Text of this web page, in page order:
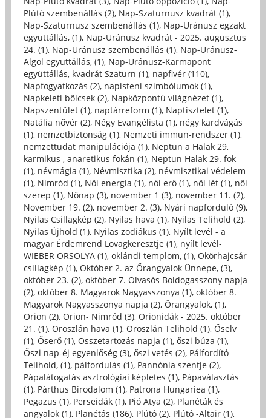
Plútó szembenállás (2), Nap-Szaturnusz kvadrát (1),
Nap-Szaturnusz szembenállás (1), Nap-Uránusz egzakt
együttállás, (1), Nap-Uránusz kvadrát - 2025. augusztus
24. (1), Nap-Uránusz szembenállás (1), Nap-Uránusz-
Algol együttállás, (1), Nap-Uránusz-Karmapont
együttállás, kvadrát Szaturn (1), napfivér (110),
Napfogyatkozás (2), napisteni szimbólumok (1),
Napkeleti bölcsek (2), Napközpontú világnézet (1),
Napszentület (1), naptárreform (1), Naptisztelet (1),
Natália nővér (2), Négy Evangélista (1), négy kardvágás
(1), nemzetbiztonság (1), Nemzeti immun-rendszer (1),
nemzettudat manipulációja (1), Neptun a Halak 29,
karmikus , anaretikus fokán (1), Neptun Halak 29. fok
(1), névmágia (1), Névmisztika (2), névmisztikai védelem
(1), Nimród (1), Női energia (1), női erő (1), női lét (1), női
szerep (1), Nőnap (3), november 1 (3), november 11. (2),
November 19. (2), november 2. (3), Nyári napforduló (9),
Nyilas Csillagkép (2), Nyilas hava (1), Nyilas Telihold (2),
Nyilas Újhold (1), Nyilas zodiákus (1), Nyílt levél - a
magyar Érdemrend Lovagkeresztje (1), nyílt levél-
WIEBER ORSOLYA (1), oklándi templom, (1), Ökörhajcsár
csillagkép (1), Október 2. az Őrangyalok Ünnepe, (3),
október 23. (2), október 7. Olvasós Boldogasszony napja
(2), október 8. Magyarok Nagyasszonya (1), október 8.
Magyarok Nagyasszonya napja (2), Őrangyalok, (1),
Orion (2), Orion- Nimród (3), Orionidák - 2025. október
21. (1), Oroszlán hava (1), Oroszlán Telihold (1), Őselv
(1), Őserő (1), Összetartozás napja (1), őszi búza (1),
Őszi nap-éj egyenlőség (3), őszi vetés (2), Pálfordító
Telihold, (1), pálfordulás (1), Pannónia szentje (2),
Pápalátogatás asztrológiai képletes (1), Pápaválasztás
(1), Párthus Birodalom (1), Patrona Hungariea (1),
Pegazus (1), Perseidák (1), Pió Atya (2), Planéták és
angyalok (1), Planétás (186), Plútó (2), Plútó -Altair (1),